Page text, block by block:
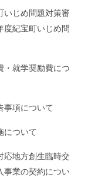
いじめ問題対策審
度紀宝町いじめ問
・就学奨励費につ
事項について
について
応地方創生臨時交
事業の契約につい